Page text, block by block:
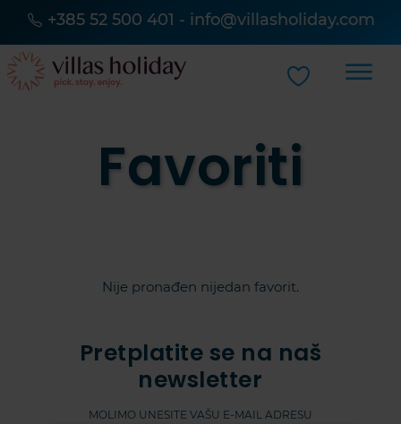
+385 52 500 401 - info@villasholiday.com
Favoriti
Nije pronađen nijedan favorit.
Pretplatite se na naš
newsletter
MOLIMO UNESITE VAŠU E-MAIL ADRESU